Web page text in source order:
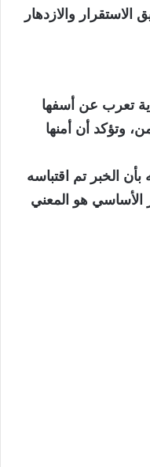
الاستقرار والازدهار
تعرب عن أسفها
وتؤكد أن أمنها
ونود التنويه بأن الخبر تم اقتباسه
هو المعني